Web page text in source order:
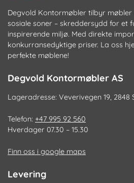
Degvold Kontormøbler tilbyr
sosiale soner – skreddersydd for et
inspirerende miljø. Med direkte
konkurransedyktige priser. La oss
perfekte møblene!
Degvold Kontormøbler AS
Lageradresse: Veverivegen 19, 2848
Telefon: +47 995 92 560
Hverdager 07.30 – 15.30
Finn oss i google maps
Levering